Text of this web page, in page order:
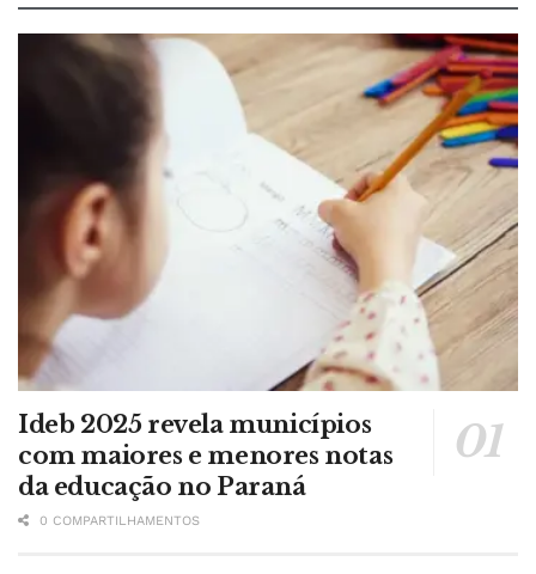
Ideb 2025 revela municípios
com maiores e menores notas
da educação no Paraná
0 COMPARTILHAMENTOS